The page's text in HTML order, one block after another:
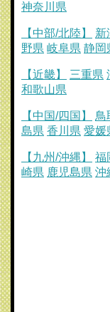
神奈川県
【中部/北陸】 新
野県 岐阜県 静岡
【近畿】 三重県
和歌山県
【中国/四国】 鳥
島県 香川県 愛媛
【九州/沖縄】 福
崎県 鹿児島県 沖